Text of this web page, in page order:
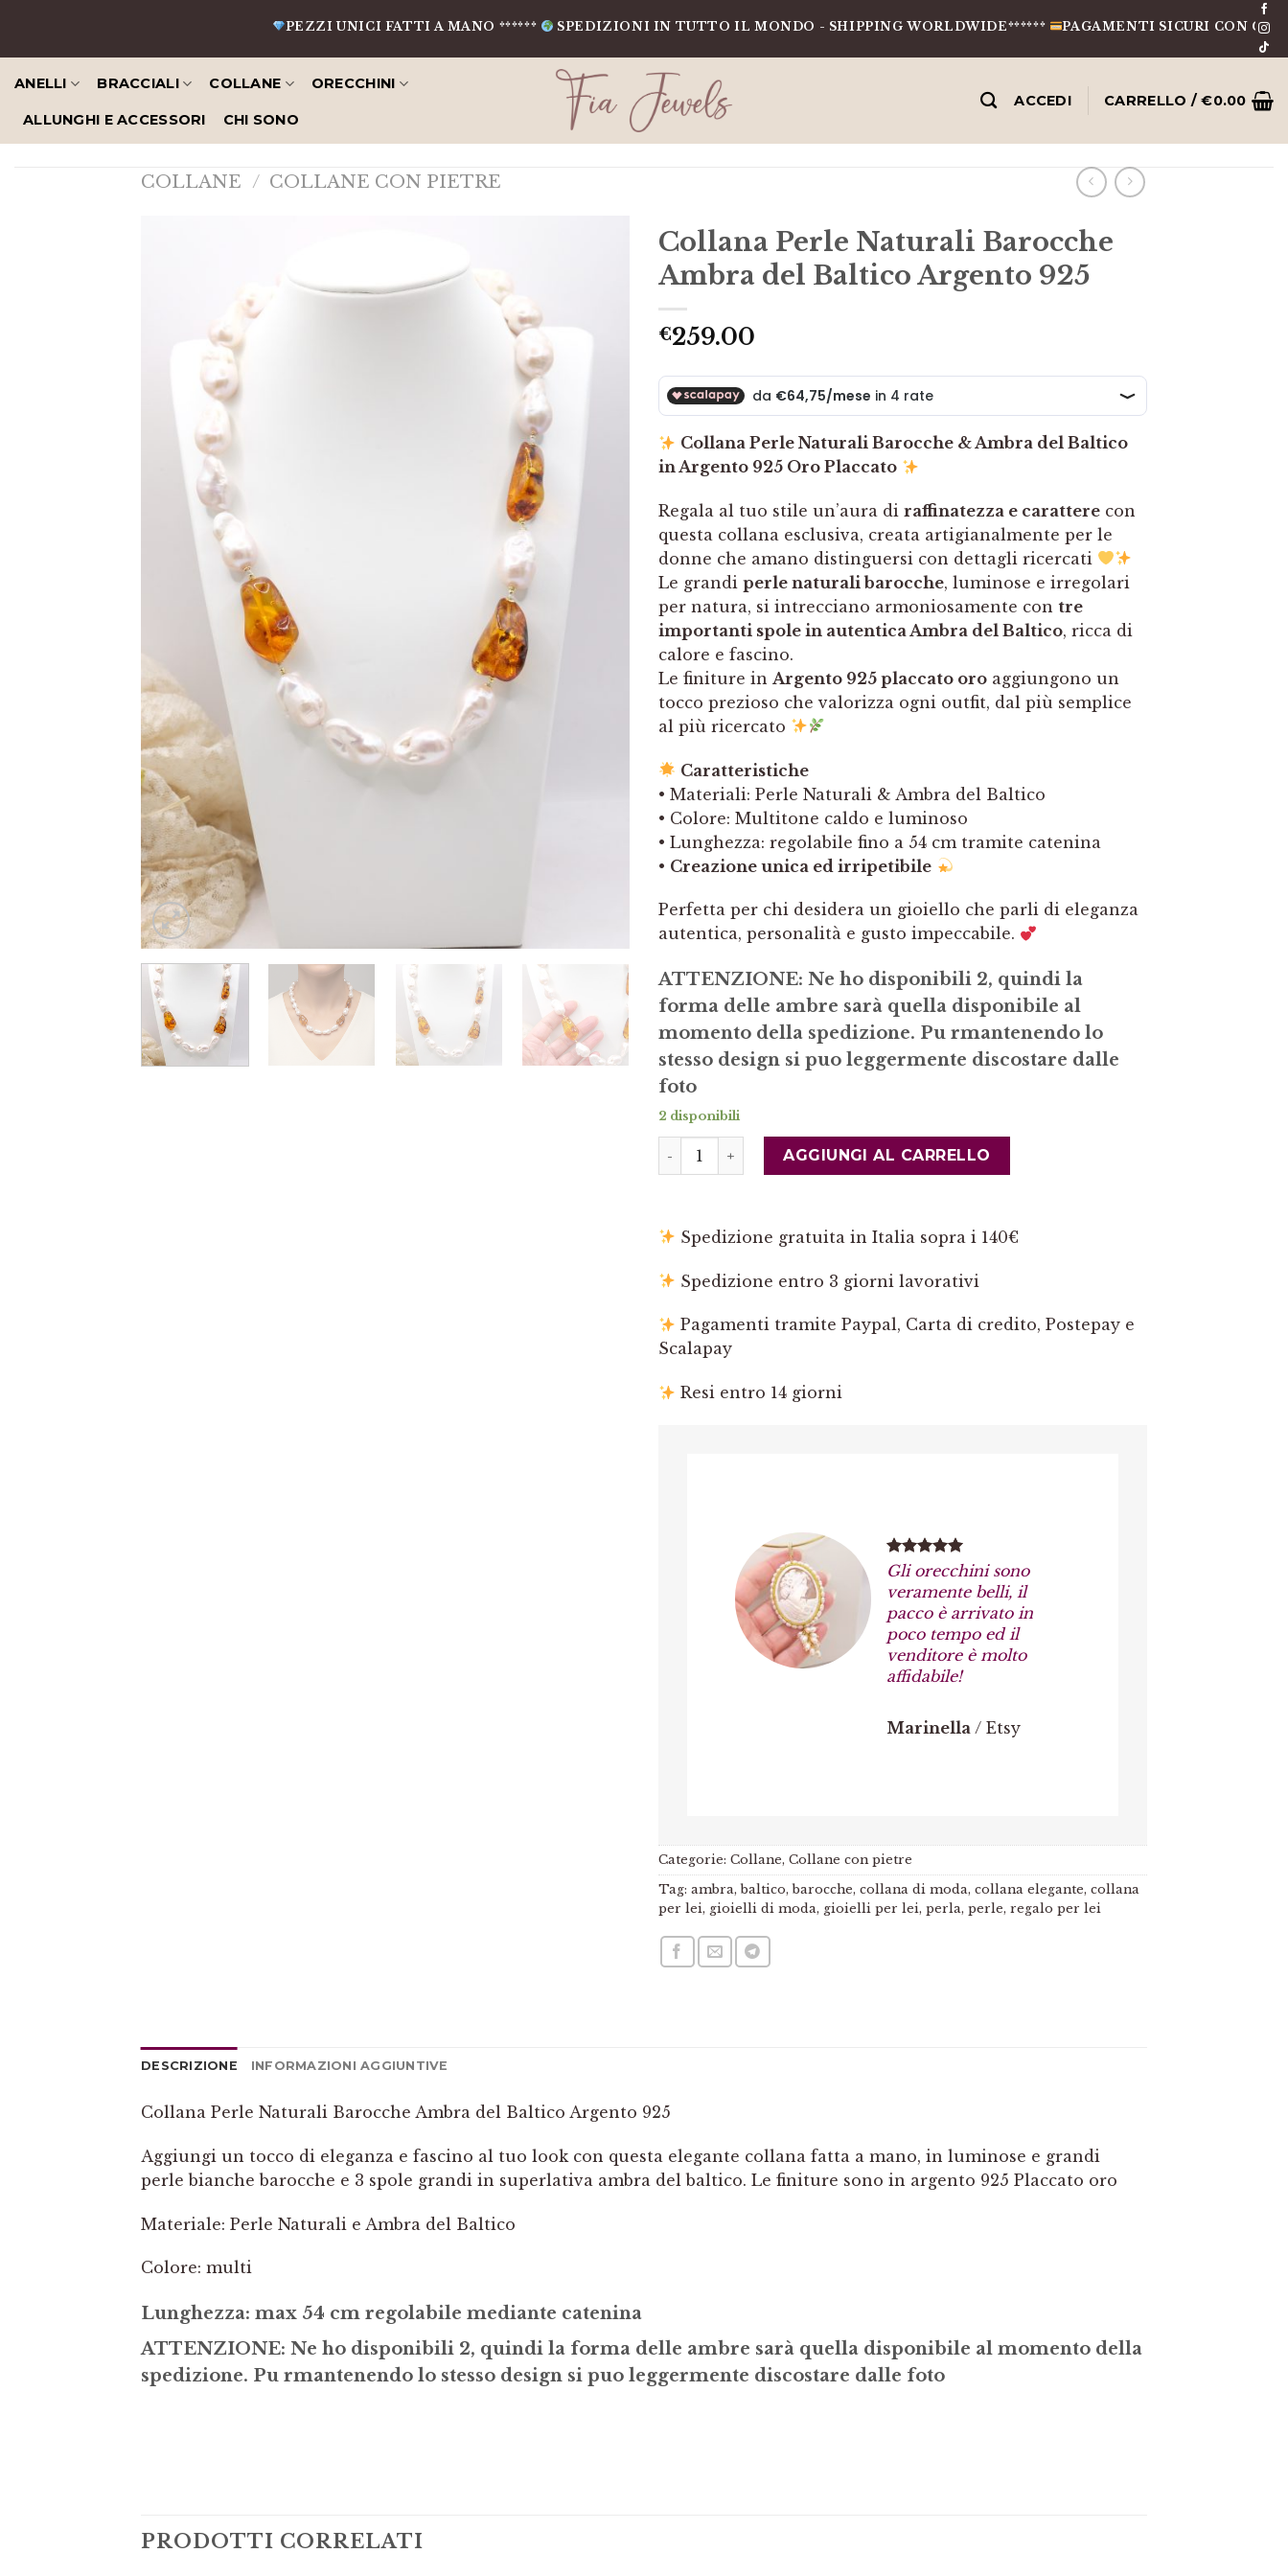
contenuto
PEZZI UNICI FATTI A MANO ****** SPEDIZIONI IN TUTTO IL MONDO - SHIPPING WORLDWIDE****** PAGAMENTI SICURI CON CARTE,
ANELLI BRACCIALI COLLANE ORECCHINI
ALLUNGHI E ACCESSORI CHI SONO
ACCEDI CARRELLO /€0.00
COLLANE / COLLANE CON PIETRE
Collana Perle Naturali Barocche
Ambra del Baltico Argento 925
€259.00
Collana Perle Naturali Barocche & Ambra del Baltico
in Argento 925 Oro Placcato
Regala al tuo stile un’aura di raffinatezza e carattere con
questa collana esclusiva, creata artigianalmente per le
donne che amano distinguersi con dettagli ricercati
Le grandi perle naturali barocche, luminose e irregolari
per natura, si intrecciano armoniosamente con tre
importanti spole in autentica Ambra del Baltico, ricca di
calore e fascino.
Le finiture in Argento 925 placcato oro aggiungono un
tocco prezioso che valorizza ogni outfit, dal più semplice
al più ricercato
Caratteristiche
• Materiali: Perle Naturali & Ambra del Baltico
• Colore: Multitone caldo e luminoso
• Lunghezza: regolabile fino a 54 cm tramite catenina
• Creazione unica ed irripetibile
Perfetta per chi desidera un gioiello che parli di eleganza
autentica, personalità e gusto impeccabile.
ATTENZIONE: Ne ho disponibili 2, quindi la
forma delle ambre sarà quella disponibile al
momento della spedizione. Pu rmantenendo lo
stesso design si puo leggermente discostare dalle
foto
2 disponibili
Collana Perle Naturali Barocche Ambra del Baltico Argento 925 quantità
AGGIUNGI AL CARRELLO
Spedizione gratuita in Italia sopra i 140€
Spedizione entro 3 giorni lavorativi
Pagamenti tramite Paypal, Carta di credito, Postepay e
Scalapay
Resi entro 14 giorni
Gli orecchini sono
veramente belli, il
pacco è arrivato in
poco tempo ed il
venditore è molto
affidabile!
Marinella / Etsy
Categorie: Collane, Collane con pietre
Tag: ambra, baltico, barocche, collana di moda, collana elegante, collana
per lei, gioielli di moda, gioielli per lei, perla, perle, regalo per lei
DESCRIZIONE INFORMAZIONI AGGIUNTIVE
Collana Perle Naturali Barocche Ambra del Baltico Argento 925
Aggiungi un tocco di eleganza e fascino al tuo look con questa elegante collana fatta a mano, in luminose e grandi
perle bianche barocche e 3 spole grandi in superlativa ambra del baltico. Le finiture sono in argento 925 Placcato oro
Materiale: Perle Naturali e Ambra del Baltico
Colore: multi
Lunghezza: max 54 cm regolabile mediante catenina
ATTENZIONE: Ne ho disponibili 2, quindi la forma delle ambre sarà quella disponibile al momento della
spedizione. Pu rmantenendo lo stesso design si puo leggermente discostare dalle foto
PRODOTTI CORRELATI